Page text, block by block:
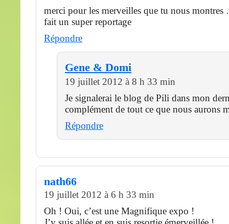
merci pour les merveilles que tu nous
fait un super reportage
Répondre
Gene & Domi
19 juillet 2012 à 8 h 33 min
Je signalerai le blog de Pili dans mon
complément de tout ce que nous aurons
Répondre
nath66
19 juillet 2012 à 6 h 33 min
Oh ! Oui, c’est une Magnifique expo !